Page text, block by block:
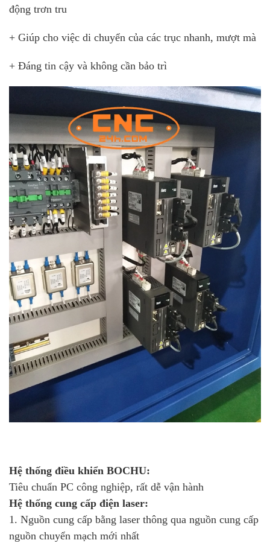
động trơn tru
+ Giúp cho việc di chuyển của các trục nhanh, mượt mà
+ Đáng tin cậy và không cần bảo trì
Hệ thống điều khiển BOCHU:
Tiêu chuẩn PC công nghiệp, rất dễ vận hành
Hệ thống cung cấp điện laser:
1. Nguồn cung cấp bằng laser thông qua nguồn cung cấp
nguồn chuyển mạch mới nhất